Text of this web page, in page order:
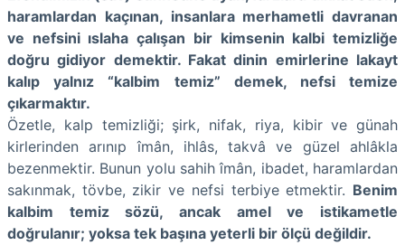
haramlardan kaçınan, insanlara merhametli davranan
ve nefsini ıslaha çalışan bir kimsenin kalbi temizliğe
doğru gidiyor demektir. Fakat dinin emirlerine lakayt
kalıp yalnız “kalbim temiz” demek, nefsi temize
çıkarmaktır.
Özetle, kalp temizliği; şirk, nifak, riya, kibir ve günah
kirlerinden arınıp îmân, ihlâs, takvâ ve güzel ahlâkla
bezenmektir. Bunun yolu sahih îmân, ibadet, haramlardan
sakınmak, tövbe, zikir ve nefsi terbiye etmektir. Benim
kalbim temiz sözü, ancak amel ve istikametle
doğrulanır; yoksa tek başına yeterli bir ölçü değildir.